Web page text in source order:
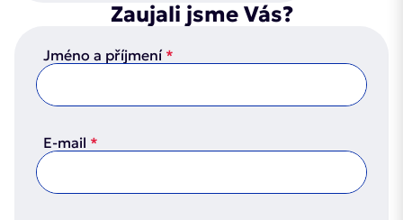
Zaujali jsme Vás?
Jméno a příjmení
E-mail